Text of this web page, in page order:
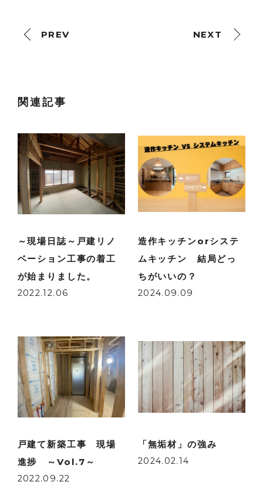
PREV NEXT
関連記事
～現場日誌～戸建リノ
ベーション工事の着工
が始まりました。
2022.12.06
造作キッチンorシステ
ムキッチン 結局どっ
ちがいいの？
2024.09.09
戸建て新築工事 現場
進捗 ～Vol.7～
2022.09.22
「無垢材」の強み
2024.02.14